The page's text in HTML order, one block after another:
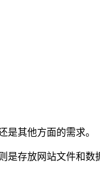
是其他方面的需求。
是存放网站文件和